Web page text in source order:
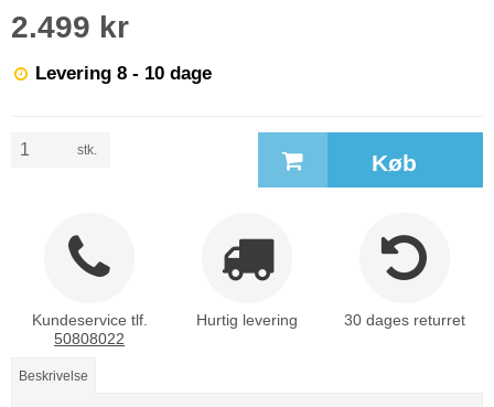
2.499 kr
Levering 8 - 10 dage
stk. Køb
Kundeservice tlf.
50808022
Hurtig levering 30 dages returret
Beskrivelse